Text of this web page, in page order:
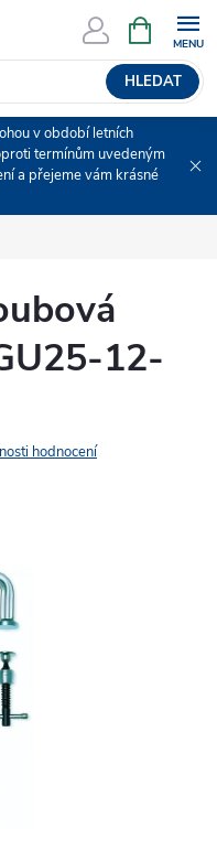
HLEDAT
NÁKUPNÍ
KOŠÍK
v období letních
termínům uvedeným
a přejeme vám krásné
12-
hodnocení